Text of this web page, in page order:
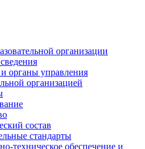
организации
органы управления
организацией
состав
стандарты
техническое обеспечение и